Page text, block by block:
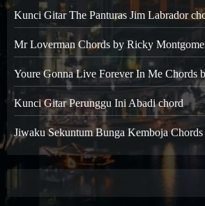
Kunci Gitar The Panturas Jim Labrador
Mr Loverman Chords by Ricky
Youre Gonna Live Forever In Me Chords
Kunci Gitar Perunggu Ini Abadi chord
Jiwaku Sekuntum Bunga Kemboja